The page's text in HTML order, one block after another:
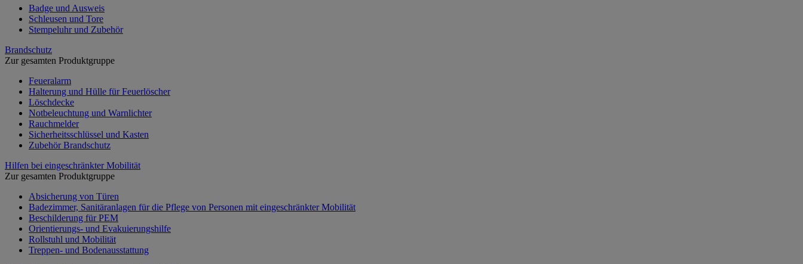
Badge und Ausweis
Schleusen und Tore
Stempeluhr und Zubehör
Brandschutz
Zur gesamten Produktgruppe
Feueralarm
Halterung und Hülle für Feuerlöscher
Löschdecke
Notbeleuchtung und Warnlichter
Rauchmelder
Sicherheitsschlüssel und Kasten
Zubehör Brandschutz
Hilfen bei eingeschränkter Mobilität
Zur gesamten Produktgruppe
Absicherung von Türen
Badezimmer, Sanitäranlagen für die Pflege von Personen mit eingeschränkter Mobilität
Beschilderung für PEM
Orientierungs- und Evakuierungshilfe
Rollstuhl und Mobilität
Treppen- und Bodenausstattung